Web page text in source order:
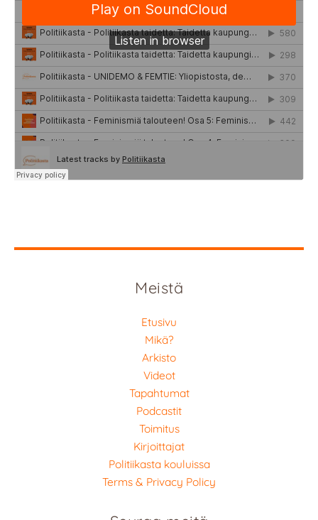
Meistä
Etusivu
Mikä?
Arkisto
Videot
Tapahtumat
Podcastit
Toimitus
Kirjoittajat
Politiikasta kouluissa
Terms & Privacy Policy